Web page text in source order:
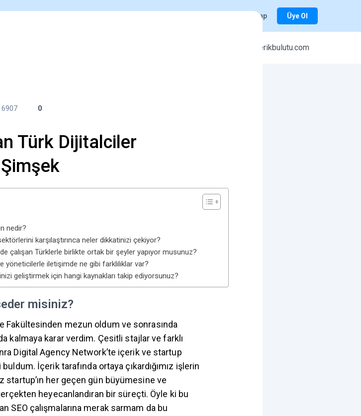
Giriş Yap Üye Ol
icerikbulutu.com
6907 0
Türk Dijitalciler
nedir?
karşılaştırınca neler dikkatinizi çekiyor?
çalışan Türklerle birlikte ortak bir şeyler yapıyor musunuz?
yöneticilerle iletişimde ne gibi farklılıklar var?
geliştirmek için hangi kaynakları takip ediyorsunuz?
misiniz?
Fakültesinden mezun oldum ve sonrasında
kalmaya karar verdim. Çesitli stajlar ve farklı
Digital Agency Network’te içerik ve startup
İçerik tarafında ortaya çıkardığımız işlerin
startup’ın her geçen gün büyümesine ve
heyecanlandıran bir süreçti. Öyle ki bu
SEO çalışmalarına merak sarmam da bu